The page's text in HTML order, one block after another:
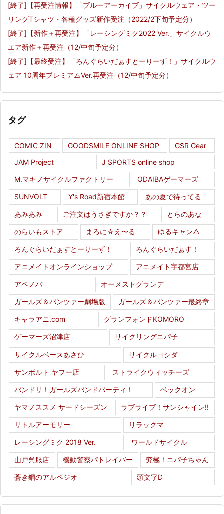
[終了]【再受注情報】「ブルーアーカイブ」サイクルウェア・ツー
リングTシャツ・各種グッズ新作受注（2022/2下旬予定分）
[終了]【新作＋再受注】「レーシングミク2022 Ver.」サイクルウ
エア新作＋再受注（12/中旬予定分）
[終了]【最終受注】「ろんぐらいだぁすとーりーず！」サイクルウ
ェア 10周年プレミアムVer.再受注（12/中旬予定分）
タグ
COMIC ZIN GOODSMILE ONLINE SHOP
GSR Gear
JAM Project
J SPORTS online shop
M.マキノサイクルファクトリー
ODAIBAゲーマーズ
SUNVOLT Y's Road新宿本館 あの夏で待ってる
あみあみ ご注文はうさぎですか？？ とらのあな
のらいもストア まろに☆え〜る ゆるキャン△
ろんぐらいだぁすとーりーず！ ろんぐらいだぁす！
アニメイトオンラインショップ アニメイト宇都宮店
アベノバ オーメストグランデ
ガールズ＆パンツァー劇場版 ガールズ＆パンツァー最終章
キャラアニ.com グランフォンドKOMORO
ゲーマーズ沼津店 サイクリングニパ子
サイクルベースあさひ サイクルヨシダ
サンボルト ヤフー店 ストライクウィッチーズ
バンドリ！ガールズバンドパーティ！ ベックオン
ヤマノススメ サードシーズン ラブライブ！サンシャイン!!
リトルアーモリー リラックマ
レーシングミク 2018 Ver. ワールドサイクル
山戸呉服店 機動警察パトレイバー 究極！ニパ子ちゃん
蒼き鋼のアルペジオ 頭文字D